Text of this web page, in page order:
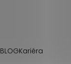
BLOGKariéra